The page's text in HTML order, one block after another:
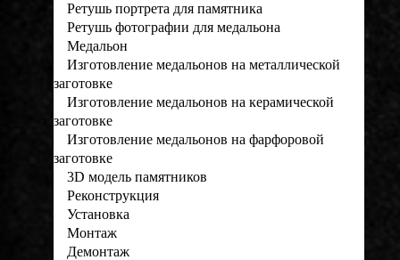
Ретушь портрета для памятника
Ретушь фотографии для медальона
Медальон
Изготовление медальонов на металлической
заготовке
Изготовление медальонов на керамической
заготовке
Изготовление медальонов на фарфоровой
заготовке
3D модель памятников
Реконструкция
Установка
Монтаж
Демонтаж